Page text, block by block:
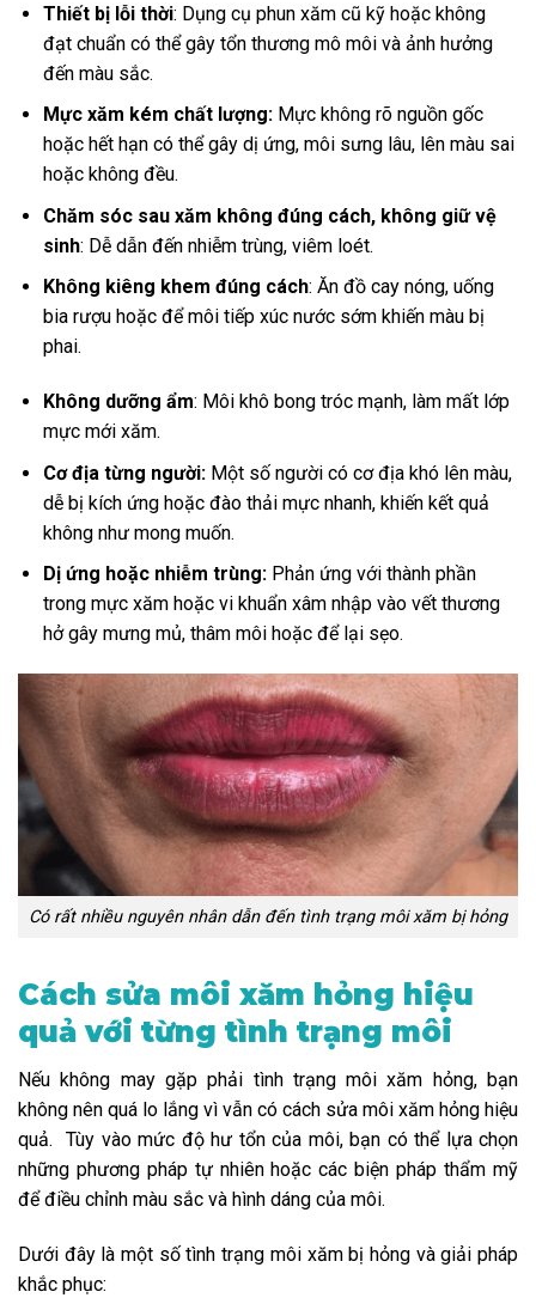
Thiết bị lỗi thời: Dụng cụ phun xăm cũ kỹ hoặc không
đạt chuẩn có thể gây tổn thương mô môi và ảnh hưởng
đến màu sắc.
Mực xăm kém chất lượng: Mực không rõ nguồn gốc
hoặc hết hạn có thể gây dị ứng, môi sưng lâu, lên màu sai
hoặc không đều.
Chăm sóc sau xăm không đúng cách, không giữ vệ
sinh: Dễ dẫn đến nhiễm trùng, viêm loét.
Không kiêng khem đúng cách: Ăn đồ cay nóng, uống
bia rượu hoặc để môi tiếp xúc nước sớm khiến màu bị
phai.
Không dưỡng ẩm: Môi khô bong tróc mạnh, làm mất lớp
mực mới xăm.
Cơ địa từng người: Một số người có cơ địa khó lên màu,
dễ bị kích ứng hoặc đào thải mực nhanh, khiến kết quả
không như mong muốn.
Dị ứng hoặc nhiễm trùng: Phản ứng với thành phần
trong mực xăm hoặc vi khuẩn xâm nhập vào vết thương
hở gây mưng mủ, thâm môi hoặc để lại sẹo.
Có rất nhiều nguyên nhân dẫn đến tình trạng môi xăm bị hỏng
Cách sửa môi xăm hỏng hiệu
quả với từng tình trạng môi
Nếu không may gặp phải tình trạng môi xăm hỏng, bạn
không nên quá lo lắng vì vẫn có cách sửa môi xăm hỏng hiệu
quả. Tùy vào mức độ hư tổn của môi, bạn có thể lựa chọn
những phương pháp tự nhiên hoặc các biện pháp thẩm mỹ
để điều chỉnh màu sắc và hình dáng của môi.
Dưới đây là một số tình trạng môi xăm bị hỏng và giải pháp
khắc phục: